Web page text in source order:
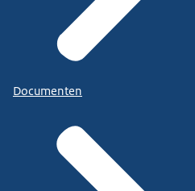
Documenten